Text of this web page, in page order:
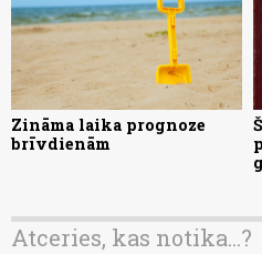
Zināma laika prognoze
brīvdienām
Atceries, kas notika...?